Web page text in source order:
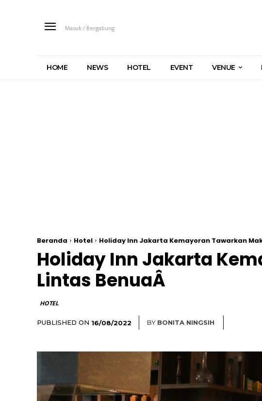
Masuk / Bergabung
HOME NEWS HOTEL EVENT VENUE
Beranda Hotel Holiday Inn Jakarta Kemayoran Tawarkan
Holiday Inn Jakarta
Lintas BenuaÂ
HOTEL
PUBLISHED ON 16/08/2022 BY BONITA NINGSIH